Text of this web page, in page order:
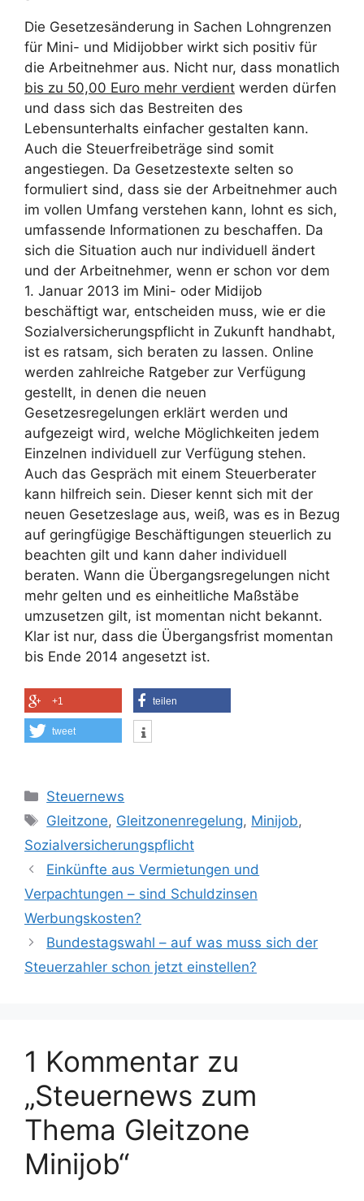
Die Gesetzesänderung in Sachen Lohngrenzen
für Mini- und Midijobber wirkt sich positiv für
die Arbeitnehmer aus. Nicht nur, dass monatlich
bis zu 50,00 Euro mehr verdient werden dürfen
und dass sich das Bestreiten des
Lebensunterhalts einfacher gestalten kann.
Auch die Steuerfreibeträge sind somit
angestiegen. Da Gesetzestexte selten so
formuliert sind, dass sie der Arbeitnehmer auch
im vollen Umfang verstehen kann, lohnt es sich,
umfassende Informationen zu beschaffen. Da
sich die Situation auch nur individuell ändert
und der Arbeitnehmer, wenn er schon vor dem
1. Januar 2013 im Mini- oder Midijob
beschäftigt war, entscheiden muss, wie er die
Sozialversicherungspflicht in Zukunft handhabt,
ist es ratsam, sich beraten zu lassen. Online
werden zahlreiche Ratgeber zur Verfügung
gestellt, in denen die neuen
Gesetzesregelungen erklärt werden und
aufgezeigt wird, welche Möglichkeiten jedem
Einzelnen individuell zur Verfügung stehen.
Auch das Gespräch mit einem Steuerberater
kann hilfreich sein. Dieser kennt sich mit der
neuen Gesetzeslage aus, weiß, was es in Bezug
auf geringfügige Beschäftigungen steuerlich zu
beachten gilt und kann daher individuell
beraten. Wann die Übergangsregelungen nicht
mehr gelten und es einheitliche Maßstäbe
umzusetzen gilt, ist momentan nicht bekannt.
Klar ist nur, dass die Übergangsfrist momentan
bis Ende 2014 angesetzt ist.
+1 teilen
tweet
Kategorien
Steuernews
Schlagwörter
Gleitzone, Gleitzonenregelung, Minijob,
Sozialversicherungspflicht
Einkünfte aus Vermietungen und
Verpachtungen – sind Schuldzinsen
Werbungskosten?
Bundestagswahl – auf was muss sich der
Steuerzahler schon jetzt einstellen?
1 Kommentar zu
„Steuernews zum
Thema Gleitzone
Minijob“